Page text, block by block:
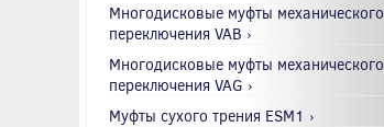
Многодисковые муфты механического
переключения VAB ›
Многодисковые муфты механического
переключения VAG ›
Муфты сухого трения ESM1 ›